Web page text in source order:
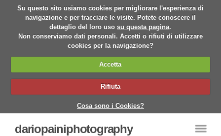
Su questo sito usiamo cookies per migliorare l'esperienza di
navigazione e per tracciare le visite. Potete conoscere il
dettaglio del loro usosu questa pagina.
Non conserviamo dati personali. Accetti o rifiuti di utilizzare
cookies per la navigazione?
Accetta
Rifiuta
Cosa sono i Cookies?
dariopainiphotography